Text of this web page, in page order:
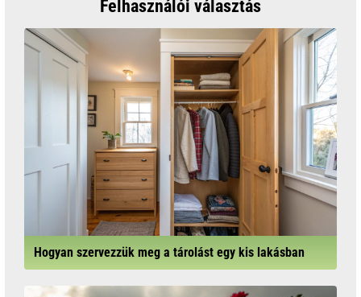
Felhasználói választás
Hogyan szervezzük meg a tárolást egy kis lakásban